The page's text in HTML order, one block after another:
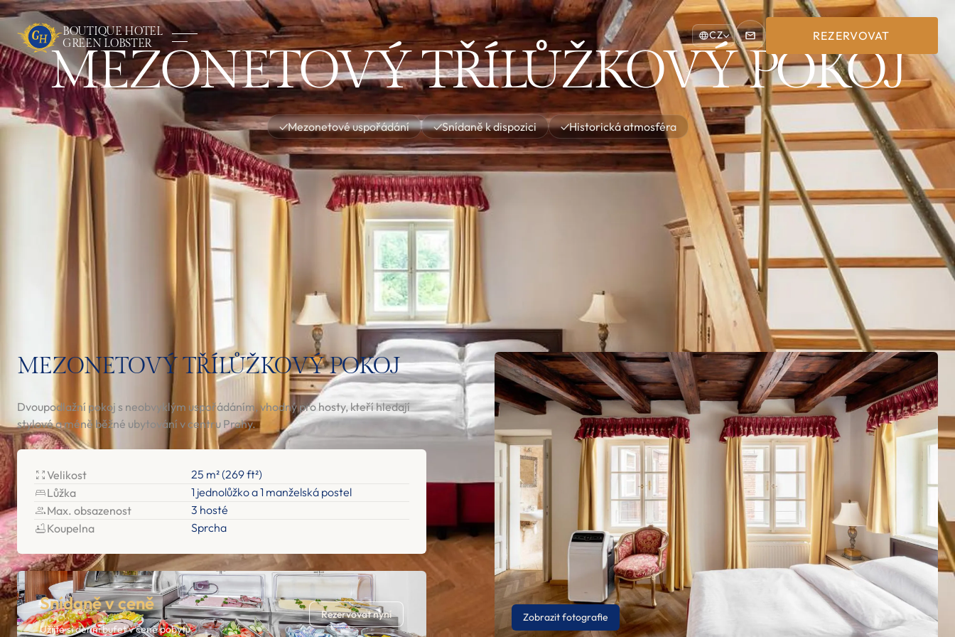
BOUTIQUE HOTEL
GREEN LOBSTER
CZ REZERVOVAT
MEZONETOVÝ TŘÍLŮŽKOVÝ POKOJ
✓Mezonetové uspořádání ✓Snídaně k dispozici ✓Historická atmosféra
MEZONETOVÝ TŘÍLŮŽKOVÝ POKOJ
Dvoupodlažní pokoj s neobvyklým uspořádáním, vhodný pro hosty, kteří hledají
stylové a méně běžné ubytování v centru Prahy.
Velikost
25 m² (269 ft²)
Lůžka
1 jednolůžko a 1 manželská postel
Max. obsazenost
3 hosté
Koupelna
Sprcha
Snídaně v ceně
Užijte si denní bufet v ceně pobytu
Rezervovat nyní Zobrazit fotografie